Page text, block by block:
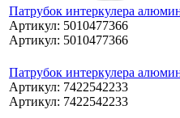
Патрубок интеркулера
Артикул: 5010477366
Артикул: 5010477366
Патрубок интеркулера
Артикул: 7422542233
Артикул: 7422542233